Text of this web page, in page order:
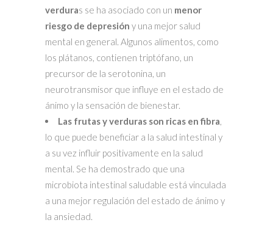
verduras se ha asociado con un menor
riesgo de depresión y una mejor salud
mental en general. Algunos alimentos, como
los plátanos, contienen triptófano, un
precursor de la serotonina, un
neurotransmisor que influye en el estado de
ánimo y la sensación de bienestar.
Las frutas y verduras son ricas en fibra,
lo que puede beneficiar a la salud intestinal y
a su vez influir positivamente en la salud
mental. Se ha demostrado que una
microbiota intestinal saludable está vinculada
a una mejor regulación del estado de ánimo y
la ansiedad.